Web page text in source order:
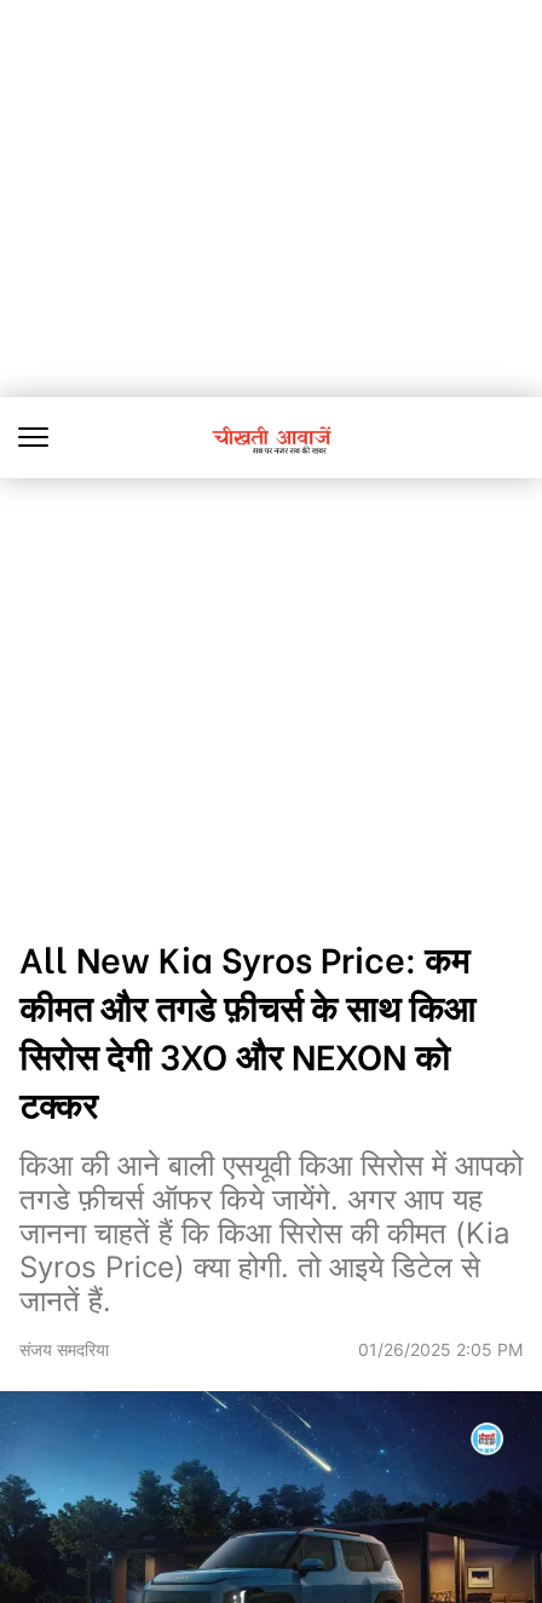
All New Kia Syros Price: कम
कीमत और तगडे फ़ीचर्स के साथ किआ
सिरोस देगी 3XO और NEXON को
टक्कर
किआ की आने बाली एसयूवी किआ सिरोस में आपको
तगडे फ़ीचर्स ऑफर किये जायेंगे. अगर आप यह
जानना चाहतें हैं कि किआ सिरोस की कीमत (Kia
Syros Price) क्या होगी. तो आइये डिटेल से
जानतें हैं.
संजय समदरिया 01/26/2025 2:05 PM